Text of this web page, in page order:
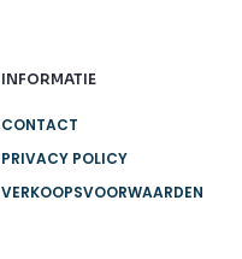
INFORMATIE
CONTACT
PRIVACY POLICY
VERKOOPSVOORWAARDEN